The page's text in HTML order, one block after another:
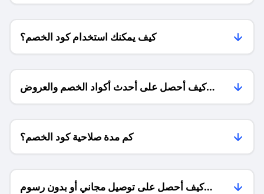
كيف يمكنك استخدام كود الخصم؟
كيف أحصل على أحدث أكواد الخصم والعروض
للمتاجر؟
كم مدة صلاحية كود الخصم؟
كيف أحصل على توصيل مجاني أو بدون رسوم